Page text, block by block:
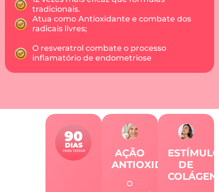
tradicionais.
Atua como Antioxidante e combate dos
radicais livres;
O resveratrol combate o processo
inflamatório de endometriose
AÇÃO
ANTIOXIDANTE:
O
DE